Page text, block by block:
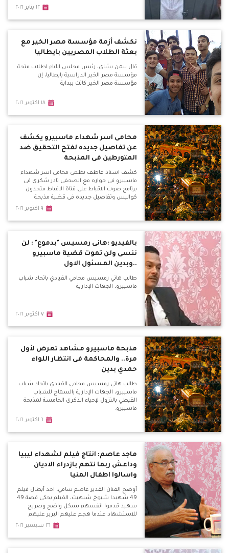
ما بين الرفض والتأييد والتشكيك والتحفظ وفتح
الشخصية مع الكنيسة
١٢ يناير ٢٠١٦
نكشف أزمة مؤسسة مصر الخير مع
بعثة الطلاب المصريين بايطاليا
قال بيمن بشاى، رئيس مجلس الآباء لطلاب منحة
مؤسسة مصر الخير الدراسية بايطاليا، إن
مؤسسة مصر الخير كانت ببداية
١٨ اكتوبر ٢٠١٦
محامى اسر شهداء ماسبيرو يكشف
عن تفاصيل جديده لفتح التحقيق ضد
المتورطين فى المذبحة
كشف استاذ عاطف نظمى محامى اسر شهداء
ماسبيرو فى حواره مع الصحفى نادر شكرى فى
برنامج صوت الاقباط على قناة الاقباط متحدون
كواليس وتفاصيل جديده فى قضية مذبحة
٩ اكتوبر ٢٠١٦
بالفيديو :هانى رمسيس "بدموع" : لن
ننسى ولن تموت قضية ماسبيرو
..وبدين المسئول الاول
طالب هاني رمسيس محامي القيادي باتحاد شباب
ماسبيرو، الجهات الإدارية
٧ اكتوبر ٢٠١٦
مذبحة ماسبيرو مشاهد تعرض لأول
مرة.. والمحاكمة فى انتظار اللواء
حمدي بدين
طالب هاني رمسيس محامي القيادي باتحاد شباب
ماسبيرو، الجهات الإدارية بالسماح للشباب
القبطي بالنزول لإحياء الذكرى الخامسة لمذبحة
ماسبيرو.
٦ اكتوبر ٢٠١٦
ماجد عاصم: انتاج فيلم لشهداء ليبيا
وداعش ربما نتهم بازدراء الاديان
واسالوا اطفال المنيا
أوضح الفنان القدير عاصم سامي، احد أبطال فيلم
49 شهيدا شيوخ شيهيت، الفيلم يحكي قصة 49
شهيد قدموا انفسهم بشكل واضح وصريح
للاستشهاد عندما هجم عليهم البربر عليهم
٢٦ سبتمبر ٢٠١٦